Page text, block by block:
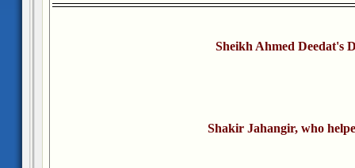
Sheikh Ahmed Deedat's
Shakir Jahangir, who